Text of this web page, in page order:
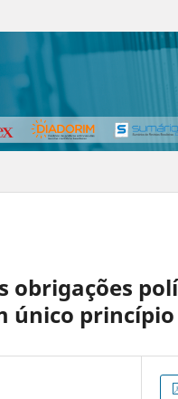
obrigações
único princípio